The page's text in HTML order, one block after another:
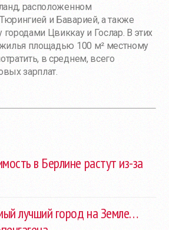
расположенном
и Баварией, а также
Цвиккау и Гослар. В этих
жилья площадью 100 м² местному
в среднем, всего
зарплат.
в Берлине растутиз-за
лучший город на Земле…